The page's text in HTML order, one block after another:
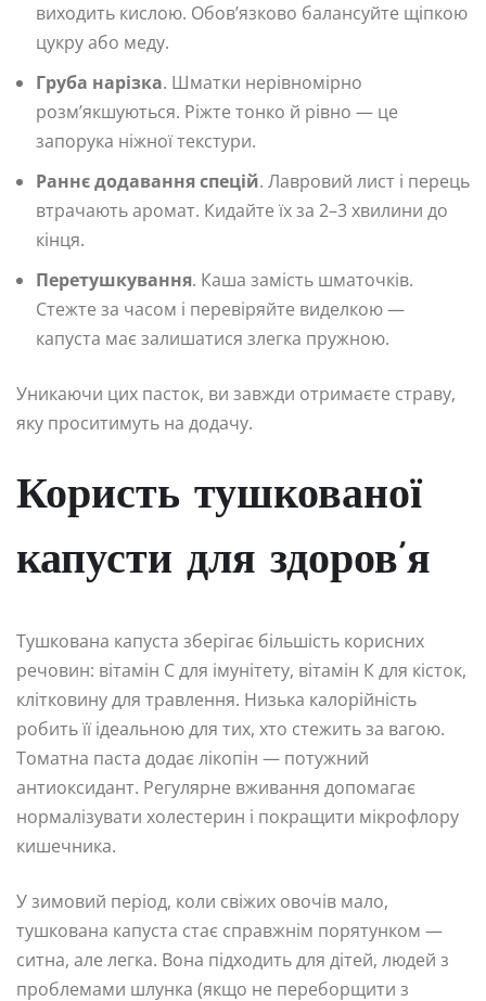
виходить кислою. Обов’язково балансуйте щіпкою
цукру або меду.
Груба нарізка. Шматки нерівномірно
розм’якшуються. Ріжте тонко й рівно — це
запорука ніжної текстури.
Раннє додавання спецій. Лавровий лист і перець
втрачають аромат. Кидайте їх за 2–3 хвилини до
кінця.
Перетушкування. Каша замість шматочків.
Стежте за часом і перевіряйте виделкою —
капуста має залишатися злегка пружною.
Уникаючи цих пасток, ви завжди отримаєте страву,
яку проситимуть на додачу.
Користь тушкованої
капусти для здоров’я
Тушкована капуста зберігає більшість корисних
речовин: вітамін С для імунітету, вітамін К для кісток,
клітковину для травлення. Низька калорійність
робить її ідеальною для тих, хто стежить за вагою.
Томатна паста додає лікопін — потужний
антиоксидант. Регулярне вживання допомагає
нормалізувати холестерин і покращити мікрофлору
кишечника.
У зимовий період, коли свіжих овочів мало,
тушкована капуста стає справжнім порятунком —
ситна, але легка. Вона підходить для дітей, людей з
проблемами шлунка (якщо не переборщити з